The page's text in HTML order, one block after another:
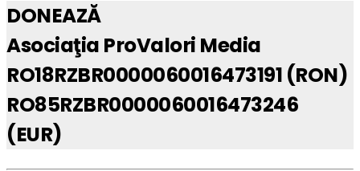
DONEAZĂ
Asociaţia ProValori Media
RO18RZBR0000060016473191 (RON)
RO85RZBR0000060016473246
(EUR)